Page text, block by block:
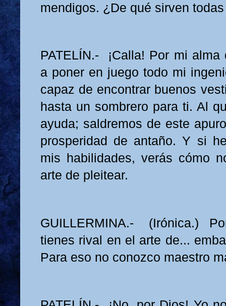
mendigos. ¿De qué sirven
PATELÍN.- ¡Calla! Por mi
a poner en juego todo mi
capaz de encontrar buenos
hasta un sombrero para ti. Al
ayuda; saldremos de este
prosperidad de antaño. Y si
mis habilidades, verás cómo
arte de pleitear.
GUILLERMINA.- (Irónica.)
tienes rival en el arte de...
Para eso no conozco maestro